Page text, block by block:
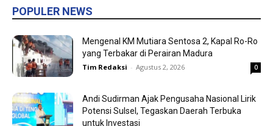
POPULER NEWS
Mengenal KM Mutiara Sentosa 2, Kapal Ro-Ro
yang Terbakar di Perairan Madura
Tim Redaksi - Agustus 2, 2026 0
Andi Sudirman Ajak Pengusaha Nasional Lirik
Potensi Sulsel, Tegaskan Daerah Terbuka
untuk Investasi